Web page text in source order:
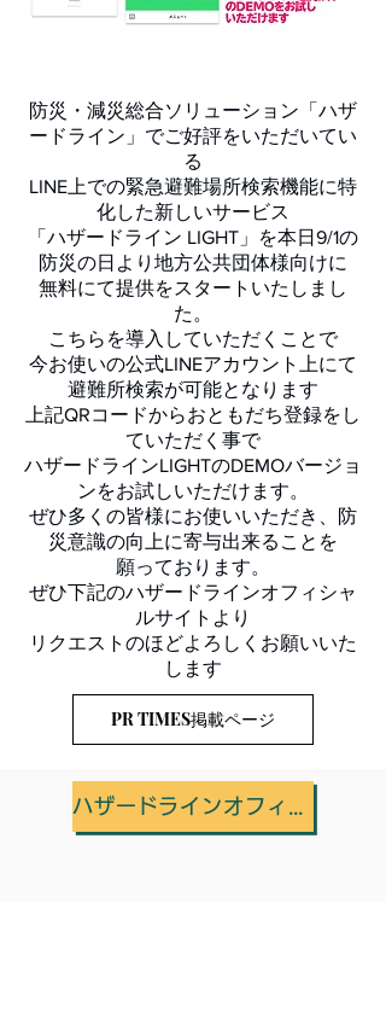
防災・減災総合ソリューション「ハザ
ードライン」でご好評をいただいてい
る
LINE上での緊急避難場所検索機能に特
化した新しいサービス
「ハザードライン LIGHT」を本日9/1の
防災の日より地方公共団体様向けに
無料にて提供をスタートいたしまし
た。
こちらを導入していただくことで
​今お使いの公式LINEアカウント上にて
避難所検索が可能となります
上記QRコードからおともだち登録をし
ていただく事で
ハザードラインLIGHTのDEMOバージョ
ンをお試しいただけます。
ぜひ多くの皆様にお使いいただき、防
災意識の向上に寄与出来ることを
願っております。
ぜひ下記のハザードラインオフィシャ
ルサイトより
リクエストのほどよろしくお願いいた
します
PR TIMES掲載ページ